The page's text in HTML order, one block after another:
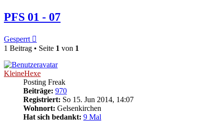
PFS 01 - 07
Gesperrt
1 Beitrag • Seite 1 von 1
KleineHexe
Posting Freak
Beiträge: 970
Registriert: So 15. Jun 2014, 14:07
Wohnort: Gelsenkirchen
Hat sich bedankt: 9 Mal